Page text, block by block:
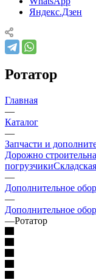
Яндекс.Дзен
Ротатор
Главная
—
Каталог
—
Запчасти и
Дорожно
погрузчики
—
Дополнительное
—
Дополнительное
—Ротатор